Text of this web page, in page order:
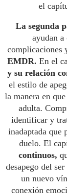
el
La segunda
ayudan
complicaciones
EMDR. En el
y su relación
el estilo de
la manera en
adulta.
identificar y
inadaptada que
duelo. El
continuos,
desapego del
un nuevo
conexión